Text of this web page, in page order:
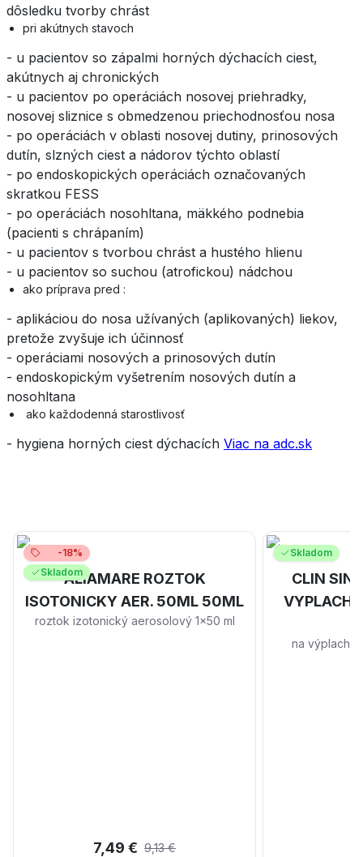
dôsledku tvorby chrást
pri akútnych stavoch
- u pacientov so zápalmi horných dýchacích ciest,
akútnych aj chronických
- u pacientov po operáciách nosovej priehradky,
nosovej sliznice s obmedzenou priechodnosťou nosa
- po operáciách v oblasti nosovej dutiny, prinosových
dutín, slzných ciest a nádorov týchto oblastí
- po endoskopických operáciách označovaných
skratkou FESS
- po operáciách nosohltana, mäkkého podnebia
(pacienti s chrápaním)
- u pacientov s tvorbou chrást a hustého hlienu
- u pacientov so suchou (atrofickou) nádchou
ako príprava pred :
- aplikáciou do nosa užívaných (aplikovaných) liekov,
pretože zvyšuje ich účinnosť
- operáciami nosových a prinosových dutín
- endoskopickým vyšetrením nosových dutín a
nosohltana
ako každodenná starostlivosť
- hygiena horných ciest dýchacích Viac na adc.sk
Skladom
-18%
ALIAMARE ROZTOK
ISOTONICKY AER. 50ML 50ML
roztok izotonický aerosolový 1x50 ml
7,49 € 9,13 €
Skladom
CLIN SIN
VYPLACH
na výplach